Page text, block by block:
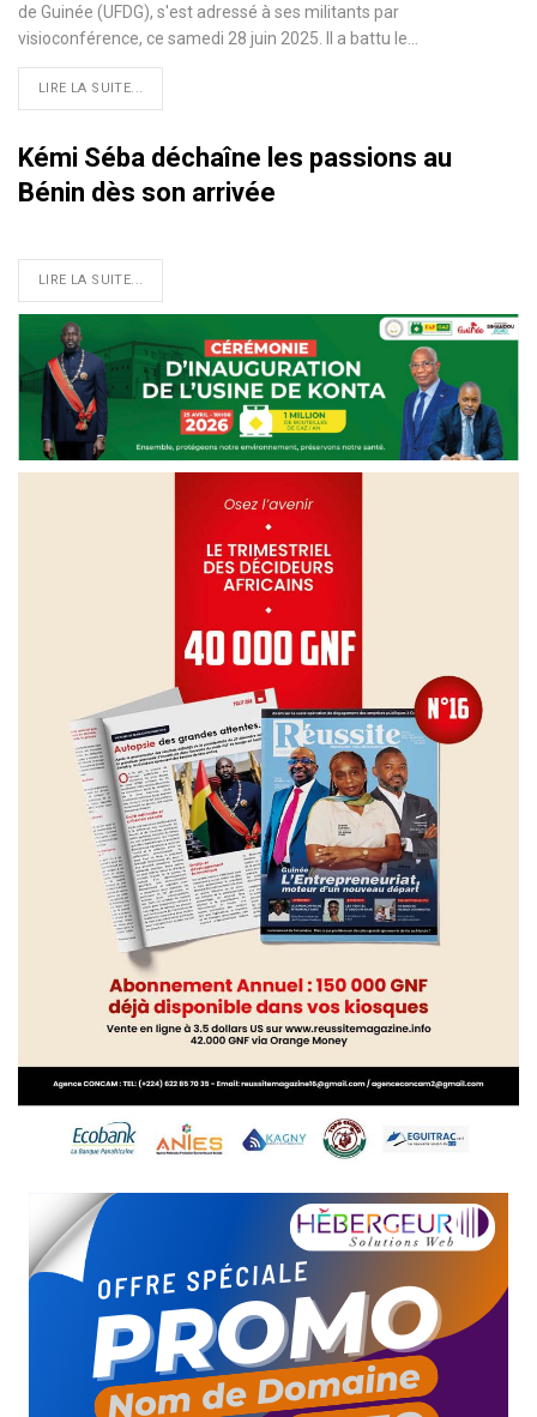
de Guinée (UFDG), s'est adressé à ses militants par
visioconférence, ce samedi 28 juin 2025. Il a battu le…
LIRE LA SUITE...
Kémi Séba déchaîne les passions au
Bénin dès son arrivée
LIRE LA SUITE...